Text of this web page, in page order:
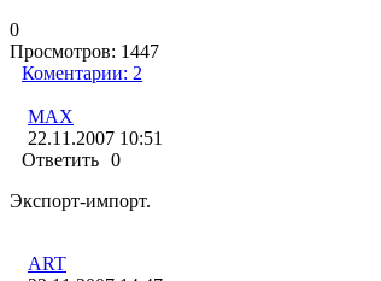
0
Просмотров: 1447
Коментарии: 2
MAX
22.11.2007 10:51
Ответить 0
Экспорт-импорт.
ART